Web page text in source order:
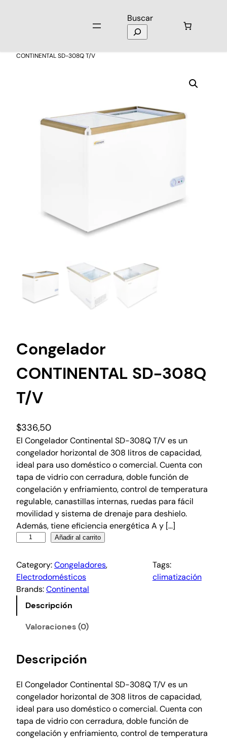
Buscar
CONTINENTAL SD-308Q T/V
Congelador
CONTINENTAL SD-308Q
T/V
$336,50
El Congelador Continental SD-308Q T/V es un
congelador horizontal de 308 litros de capacidad,
ideal para uso doméstico o comercial. Cuenta con
tapa de vidrio con cerradura, doble función de
congelación y enfriamiento, control de temperatura
regulable, canastillas internas, ruedas para fácil
movilidad y sistema de drenaje para deshielo.
Además, tiene eficiencia energética A y […]
Añadir al carrito
Category:Congeladores
Electrodomésticos
Tags:
climatización
Brands:Continental
Descripción
Valoraciones (0)
Descripción
El Congelador Continental SD-308Q T/V es un
congelador horizontal de 308 litros de capacidad,
ideal para uso doméstico o comercial. Cuenta con
tapa de vidrio con cerradura, doble función de
congelación y enfriamiento, control de temperatura